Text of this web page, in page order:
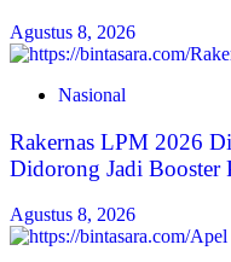
Agustus 8, 2026
Nasional
Rakernas LPM 2026
Didorong Jadi Booster
Agustus 8, 2026